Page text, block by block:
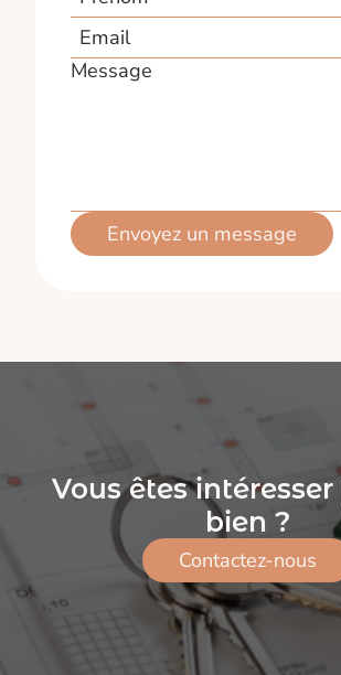
Email
Message
Envoyez un message
Vous êtes
bien ?
Contactez-nous